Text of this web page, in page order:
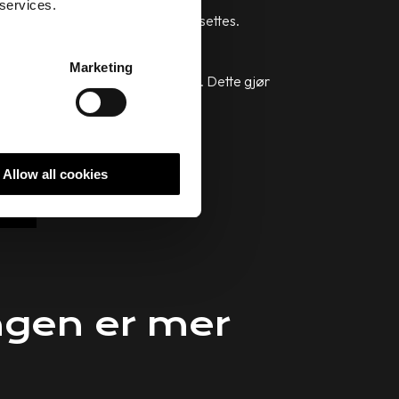
Marketing
Allow all cookies
for markedsaktivitetene settes.
mulighetene og trendene. Dette gjør
interesse.
er mer